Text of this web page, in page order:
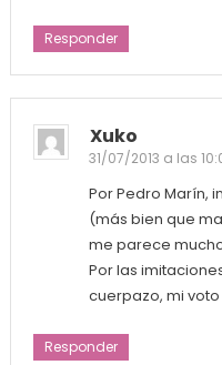
Responder
Xuko
31/07/2013 a las
Por Pedro Marín,
(más bien que
me parece
Por las
cuerpazo, mi
Responder